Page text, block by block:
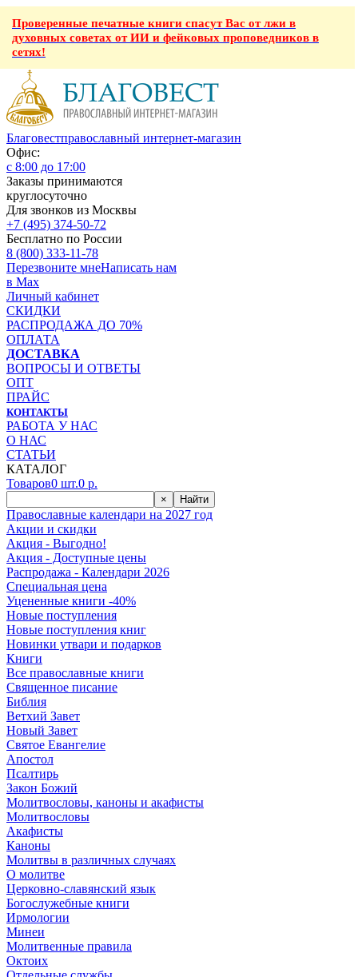
Проверенные печатные книги спасут Вас от лжи в
духовных советах от ИИ и фейковых проповедников в
сетях!
Благовестправославный интернет-магазин
Офис:
с 8:00 до 17:00
Заказы принимаются
круглосуточно
Для звонков из Москвы
+7 (495) 374-50-72
Бесплатно по России
8 (800) 333-11-78
Перезвоните мнеНаписать нам
в Max
Личный кабинет
СКИДКИ
РАСПРОДАЖА ДО 70%
ОПЛАТА
ДОСТАВКА
ВОПРОСЫ И ОТВЕТЫ
ОПТ
ПРАЙС
КОНТАКТЫ
РАБОТА У НАС
О НАС
СТАТЬИ
КАТАЛОГ
Товаров0 шт.0 р.
× Найти
Православные календари на 2027 год
Акции и скидки
Акция - Выгодно!
Акция - Доступные цены
Распродажа - Календари 2026
Специальная цена
Уцененные книги -40%
Новые поступления
Новые поступления книг
Новинки утвари и подарков
Книги
Все православные книги
Священное писание
Библия
Ветхий Завет
Новый Завет
Святое Евангелие
Апостол
Псалтирь
Закон Божий
Молитвословы, каноны и акафисты
Молитвословы
Акафисты
Каноны
Молитвы в различных случаях
О молитве
Церковно-славянский язык
Богослужебные книги
Ирмологии
Минеи
Молитвенные правила
Октоих